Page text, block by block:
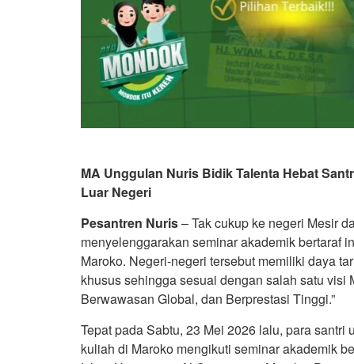
MA Unggulan Nuris Bidik Talenta Hebat
Luar Negeri
Pesantren Nuris– Tak cukup ke negeri Mesir
menyelenggarakan seminar akademik bertaraf
Maroko. Negeri-negeri tersebut memiliki daya
khusus sehingga sesuai dengan salah satu visi
Berwawasan Global, dan Berprestasi Tinggi.”
Tepat pada Sabtu, 23 Mei 2026 lalu, para
kuliah di Maroko mengikuti seminar akademik